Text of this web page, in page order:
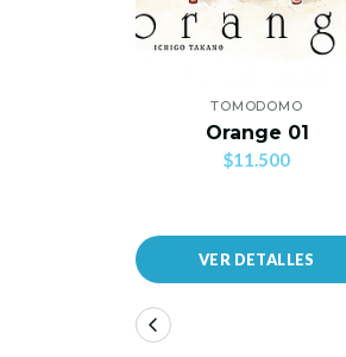
TOMODOMO
Orange 01
$11.500
VER DETALLES